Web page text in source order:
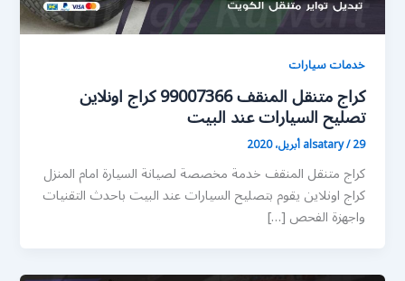
خدمات سيارات
كراج متنقل المنقف 99007366 كراج اونلاين
تصليح السيارات عند البيت
alsatary/29 أبريل، 2020
كراج متنقل المنقف خدمة مخصصة لصيانة السيارة امام المنزل
كراج اونلاين يقوم بتصليح السيارات عند البيت باحدث التقنيات
واجهزة الفحص […]